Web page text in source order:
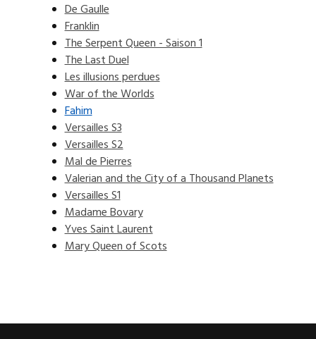
De Gaulle
Franklin
The Serpent Queen - Saison 1
The Last Duel
Les illusions perdues
War of the Worlds
Fahim
Versailles S3
Versailles S2
Mal de Pierres
Valerian and the City of a Thousand Planets
Versailles S1
Madame Bovary
Yves Saint Laurent
Mary Queen of Scots